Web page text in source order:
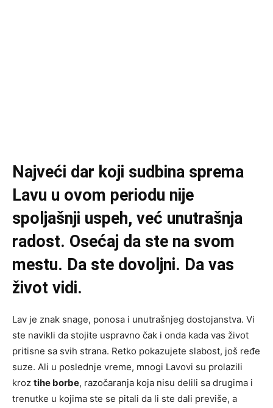
Najveći dar koji sudbina sprema
Lavu u ovom periodu nije
spoljašnji uspeh, već unutrašnja
radost. Osećaj da ste na svom
mestu. Da ste dovoljni. Da vas
život vidi.
Lav je znak snage, ponosa i unutrašnjeg dostojanstva. Vi
ste navikli da stojite uspravno čak i onda kada vas život
pritisne sa svih strana. Retko pokazujete slabost, još ređe
suze. Ali u poslednje vreme, mnogi Lavovi su prolazili
kroz tihe borbe, razočaranja koja nisu delili sa drugima i
trenutke u kojima ste se pitali da li ste dali previše, a